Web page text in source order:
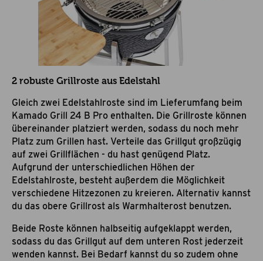
2 robuste Grillroste aus Edelstahl
Gleich zwei Edelstahlroste sind im Lieferumfang beim
Kamado Grill 24 B Pro enthalten. Die Grillroste können
übereinander platziert werden, sodass du noch mehr
Platz zum Grillen hast. Verteile das Grillgut großzügig
auf zwei Grillflächen - du hast genügend Platz.
Aufgrund der unterschiedlichen Höhen der
Edelstahlroste, besteht außerdem die Möglichkeit
verschiedene Hitzezonen zu kreieren. Alternativ kannst
du das obere Grillrost als Warmhalterost benutzen.
Beide Roste können halbseitig aufgeklappt werden,
sodass du das Grillgut auf dem unteren Rost jederzeit
wenden kannst. Bei Bedarf kannst du so zudem ohne